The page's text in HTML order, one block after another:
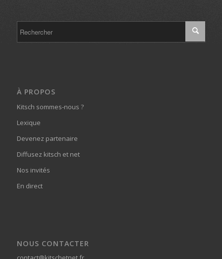
À PROPOS
Kitsch sommes-nous ?
Lexique
Devenez partenaire
Diffusez kitsch et net
Nos invités
En direct
NOUS CONTACTER